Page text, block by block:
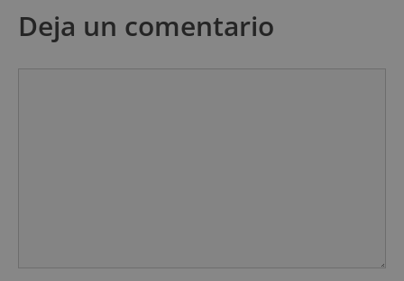
Deja un comentario